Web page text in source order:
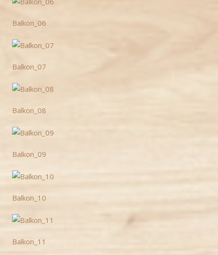
Balkon_06
Balkon_07
Balkon_08
Balkon_09
Balkon_10
Balkon_11